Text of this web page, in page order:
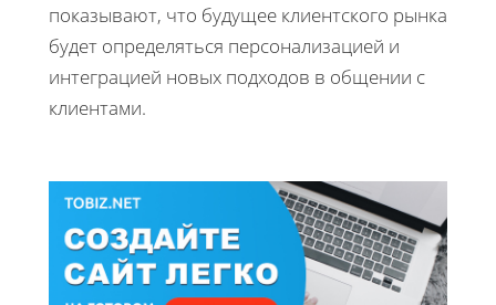
показывают, что будущее клиентского рынка
будет определяться персонализацией и
интеграцией новых подходов в общении с
клиентами.